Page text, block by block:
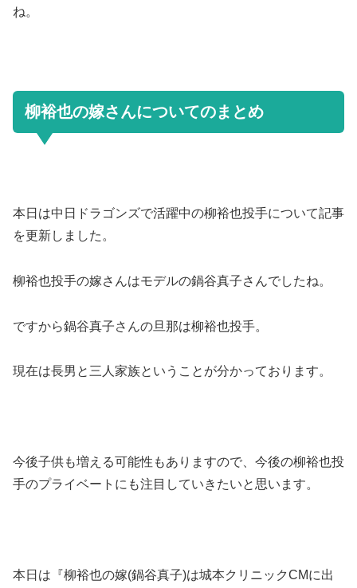
ね。
柳裕也の嫁さんについてのまとめ
本日は中日ドラゴンズで活躍中の柳裕也投手について記事
を更新しました。
柳裕也投手の嫁さんはモデルの鍋谷真子さんでしたね。
ですから鍋谷真子さんの旦那は柳裕也投手。
現在は長男と三人家族ということが分かっております。
今後子供も増える可能性もありますので、今後の柳裕也投
手のプライベートにも注目していきたいと思います。
本日は『柳裕也の嫁(鍋谷真子)は城本クリニックCMに出